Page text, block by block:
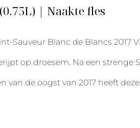
| Naakte fles
Sauveur Blanc de Blancs 2017
op droesem. Na een strenge
van de oogst van 2017 heeft